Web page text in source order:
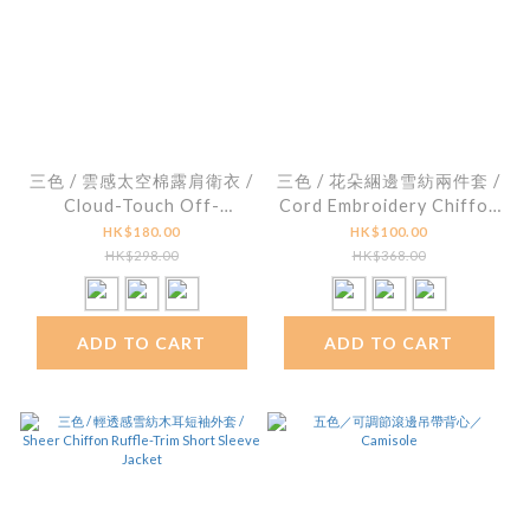
三色 / 雲感太空棉露肩衛衣 /
Cloud-Touch Off-
Shoulder Sweatshirt
HK$180.00
HK$298.00
ADD TO CART
三色 / 花朵綑邊雪紡兩件套 /
Cord Embroidery Chiffon
Cami and Jacket
HK$100.00
HK$368.00
ADD TO CART